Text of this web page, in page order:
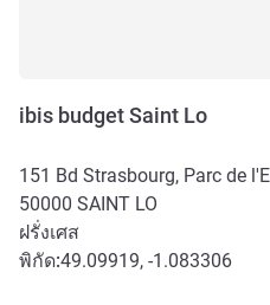
ibis budget Saint Lo
151 Bd Strasbourg, Parc de
50000 SAINT LO
ฝรั่งเศส
พิกัด:49.09919, -1.083306